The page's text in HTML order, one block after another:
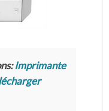
Imprimante